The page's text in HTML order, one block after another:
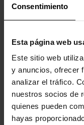
Consentimiento
Esta página web
Este sitio web
y anuncios, ofrecer
analizar el tráfico.
nuestros socios de
quienes pueden
hayas
Reciclaje
4,99 € 3,99 €